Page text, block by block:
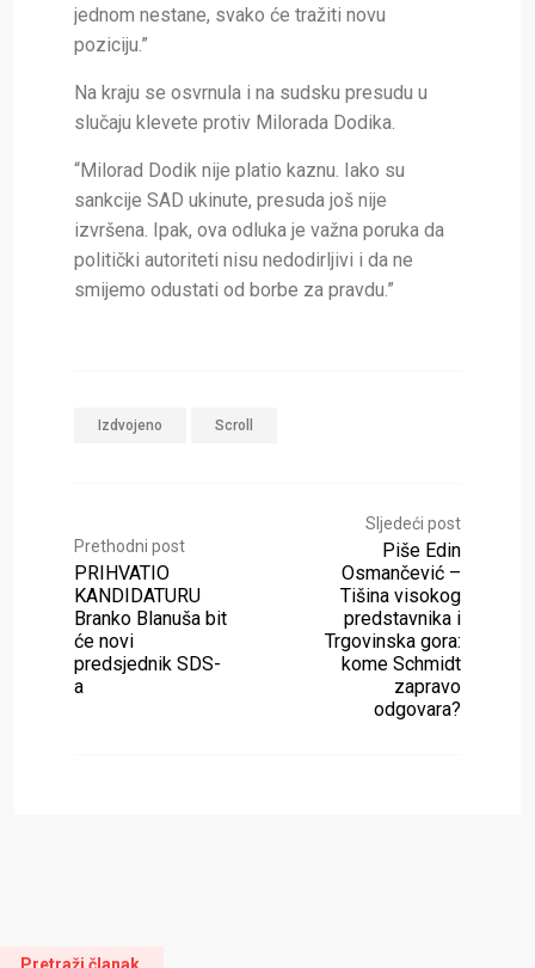
jednom nestane, svako će tražiti novu
poziciju.”
Na kraju se osvrnula i na sudsku presudu u
slučaju klevete protiv Milorada Dodika.
“Milorad Dodik nije platio kaznu. Iako su
sankcije SAD ukinute, presuda još nije
izvršena. Ipak, ova odluka je važna poruka da
politički autoriteti nisu nedodirljivi i da ne
smijemo odustati od borbe za pravdu.”
Izdvojeno Scroll
Prethodni post
PRIHVATIO
KANDIDATURU
Branko Blanuša bit
će novi
predsjednik SDS-
a
Sljedeći post
Piše Edin
Osmančević –
Tišina visokog
predstavnika i
Trgovinska gora:
kome Schmidt
zapravo
odgovara?